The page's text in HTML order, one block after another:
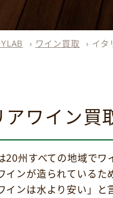
› ワイン買取 › イタ
アワイン買
20州すべての地域でワ
インが造られているた
インは水より安い」と